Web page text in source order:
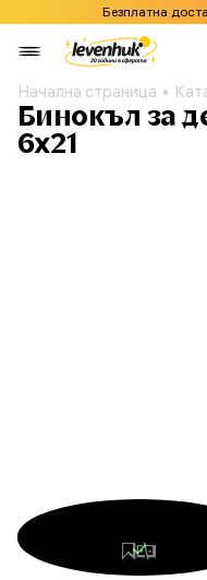
Безплатна
Начална страница
Бинокъл за
6x21